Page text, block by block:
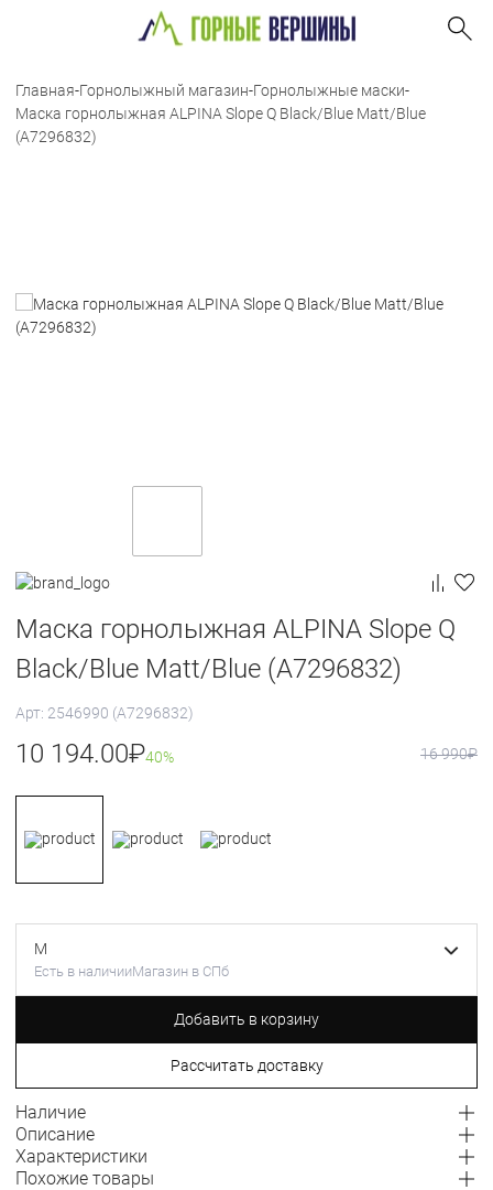
Главная-Горнолыжный магазин-Горнолыжные маски-
Маска горнолыжная ALPINA Slope Q Black/Blue Matt/Blue
(A7296832)
Маска горнолыжная ALPINA Slope Q
Black/Blue Matt/Blue (A7296832)
Арт: 2546990 (A7296832)
10 194.00₽40% 16 990₽
M
Есть в наличииМагазин в СПб
Добавить в корзину
Рассчитать доставку
Наличие
Описание
Характеристики
Похожие товары